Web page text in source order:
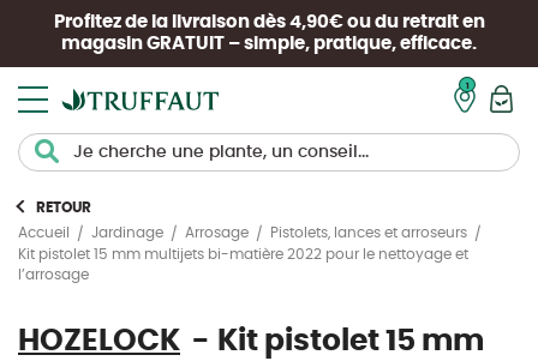
Profitez de la livraison dès 4,90€ ou du retrait en
magasin GRATUIT – simple, pratique, efficace.
RETOUR
Accueil
Jardinage Arrosage
Pistolets, lances et arroseurs
Kit pistolet 15 mm multijets bi-matière 2022 pour le nettoyage et
l’arrosage
HOZELOCK
Kit pistolet 15 mm